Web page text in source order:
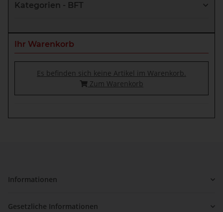
Kategorien - BFT
Ihr Warenkorb
Es befinden sich keine Artikel im Warenkorb.
Zum Warenkorb
Informationen
Gesetzliche Informationen